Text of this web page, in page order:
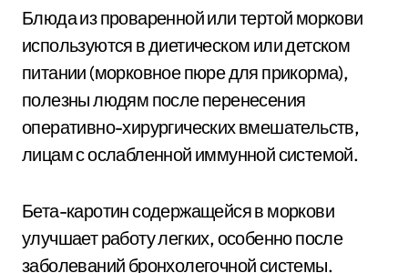
Блюда из проваренной или тертой моркови
используются в диетическом или детском
питании (морковное пюре для прикорма),
полезны людям после перенесения
оперативно-хирургических вмешательств,
лицам с ослабленной иммунной системой.
Бета-каротин содержащейся в моркови
улучшает работу легких, особенно после
заболеваний бронхолегочной системы.